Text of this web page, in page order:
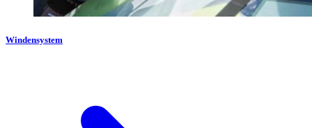
Windensystem